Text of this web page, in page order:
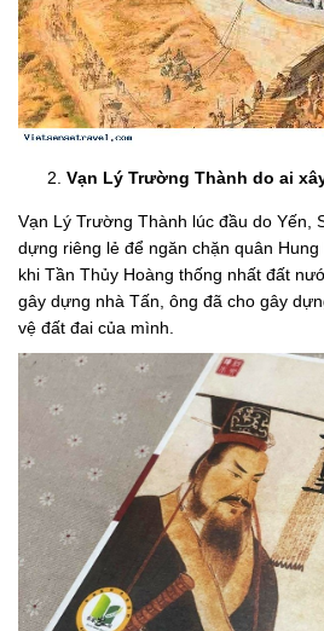
Vạn Lý Trường Thành do ai
Vạn Lý Trường Thành lúc đầu do Yến,
dựng riêng lẻ để ngăn chặn quân
khi Tần Thủy Hoàng thống nhất đất
gây dựng nhà Tấn, ông đã cho gây
vệ đất đai của mình.